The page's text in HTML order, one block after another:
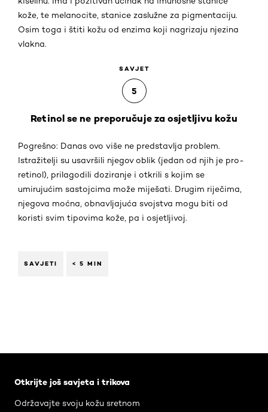
kože, te melanocite, stanice zaslužne za pigmentaciju.
Osim toga i štiti kožu od enzima koji nagrizaju njezina
vlakna.
SAVJET
5
Retinol se ne preporučuje za osjetljivu kožu
Pogrešno: Danas ovo više ne predstavlja problem.
Istražitelji su usavršili njegov oblik (jedan od njih je pro-
retinol), prilagodili doziranje i otkrili s kojim se
umirujućim sastojcima može miješati. Drugim riječima,
njegova moćna, obnavljajuća svojstva mogu biti od
koristi svim tipovima kože, pa i osjetljivoj.
SAVJETI < 5 MIN
Otkrijte još savjeta i trikova
Održavajte svoju kožu sretnom